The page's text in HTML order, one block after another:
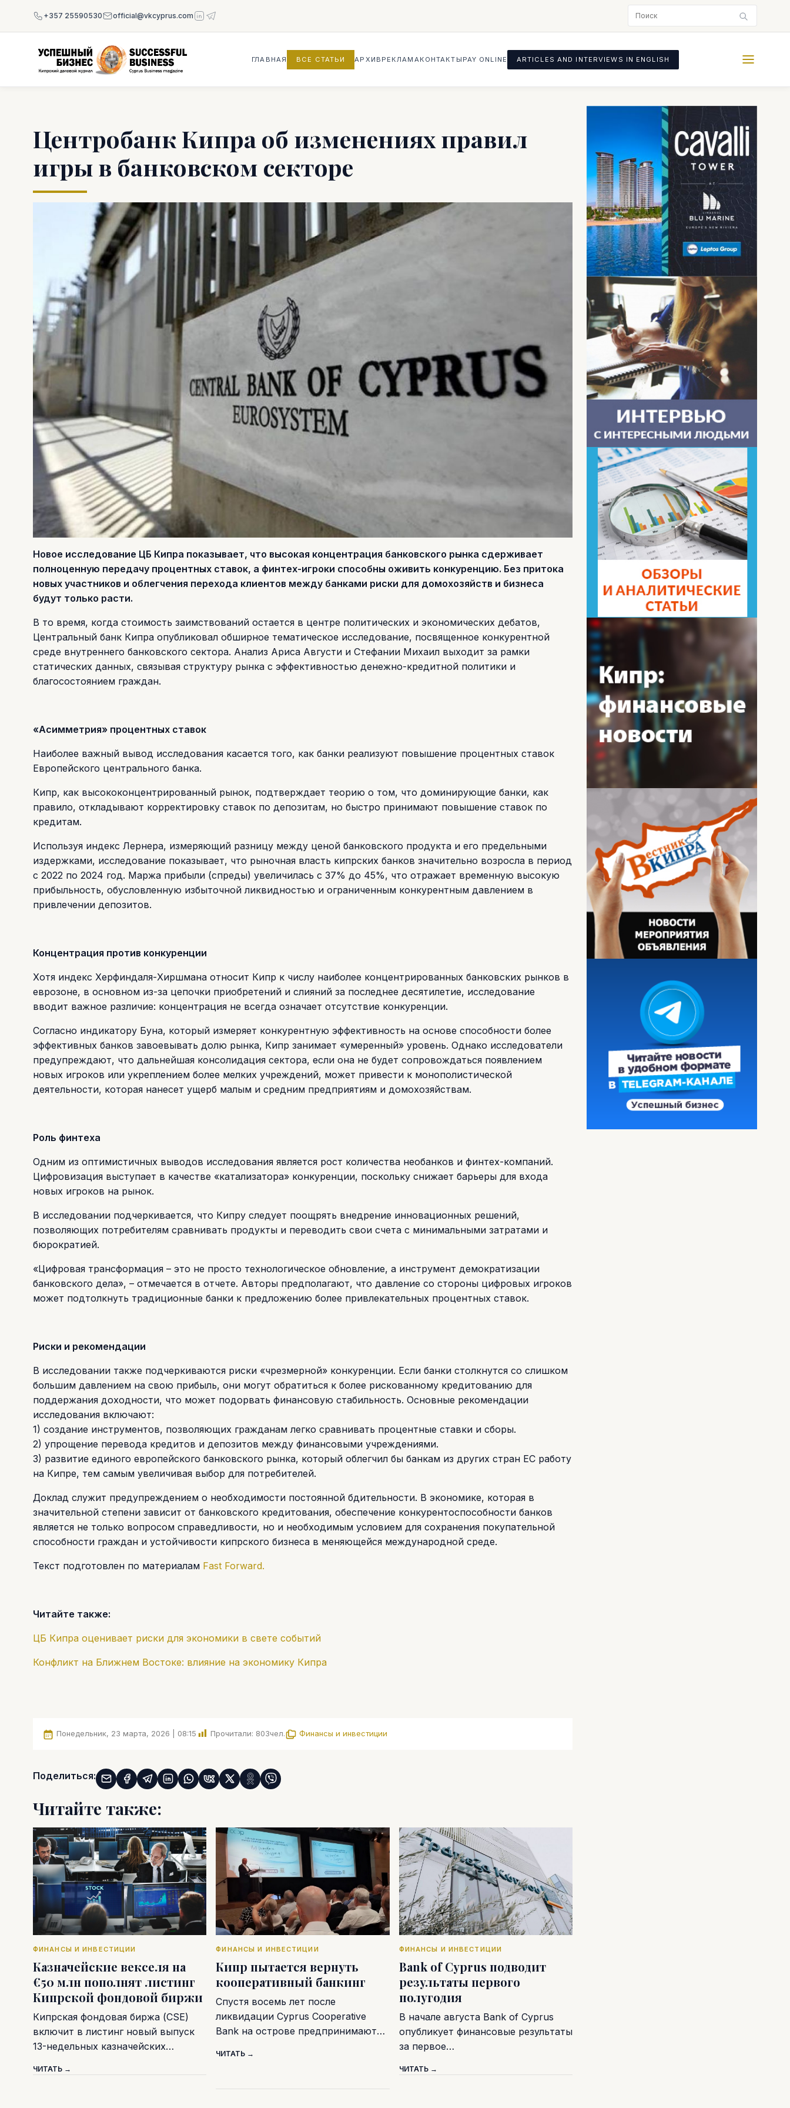
+357 25590530 official@vkcyprus.com
ГЛАВНАЯ ВСЕ СТАТЬИ АРХИВ РЕКЛАМА КОНТАКТЫ PAY ONLINE ARTICLES AND INTERVIEWS IN ENGLISH
Центробанк Кипра об изменениях правил
игры в банковском секторе
Новое исследование ЦБ Кипра показывает, что высокая концентрация банковского рынка сдерживает
полноценную передачу процентных ставок, а финтех-игроки способны оживить конкуренцию. Без притока
новых участников и облегчения перехода клиентов между банками риски для домохозяйств и бизнеса
будут только расти.
В то время, когда стоимость заимствований остается в центре политических и экономических дебатов,
Центральный банк Кипра опубликовал обширное тематическое исследование, посвященное конкурентной
среде внутреннего банковского сектора. Анализ Ариса Августи и Стефании Михаил выходит за рамки
статических данных, связывая структуру рынка с эффективностью денежно-кредитной политики и
благосостоянием граждан.
«Асимметрия» процентных ставок
Наиболее важный вывод исследования касается того, как банки реализуют повышение процентных ставок
Европейского центрального банка.
Кипр, как высококонцентрированный рынок, подтверждает теорию о том, что доминирующие банки, как
правило, откладывают корректировку ставок по депозитам, но быстро принимают повышение ставок по
кредитам.
Используя индекс Лернера, измеряющий разницу между ценой банковского продукта и его предельными
издержками, исследование показывает, что рыночная власть кипрских банков значительно возросла в период
с 2022 по 2024 год. Маржа прибыли (спреды) увеличилась с 37% до 45%, что отражает временную высокую
прибыльность, обусловленную избыточной ликвидностью и ограниченным конкурентным давлением в
привлечении депозитов.
Концентрация против конкуренции
Хотя индекс Херфиндаля-Хиршмана относит Кипр к числу наиболее концентрированных банковских рынков в
еврозоне, в основном из-за цепочки приобретений и слияний за последнее десятилетие, исследование
вводит важное различие: концентрация не всегда означает отсутствие конкуренции.
Согласно индикатору Буна, который измеряет конкурентную эффективность на основе способности более
эффективных банков завоевывать долю рынка, Кипр занимает «умеренный» уровень. Однако исследователи
предупреждают, что дальнейшая консолидация сектора, если она не будет сопровождаться появлением
новых игроков или укреплением более мелких учреждений, может привести к монополистической
деятельности, которая нанесет ущерб малым и средним предприятиям и домохозяйствам.
Роль финтеха
Одним из оптимистичных выводов исследования является рост количества необанков и финтех-компаний.
Цифровизация выступает в качестве «катализатора» конкуренции, поскольку снижает барьеры для входа
новых игроков на рынок.
В исследовании подчеркивается, что Кипру следует поощрять внедрение инновационных решений,
позволяющих потребителям сравнивать продукты и переводить свои счета с минимальными затратами и
бюрократией.
«Цифровая трансформация – это не просто технологическое обновление, а инструмент демократизации
банковского дела», – отмечается в отчете. Авторы предполагают, что давление со стороны цифровых игроков
может подтолкнуть традиционные банки к предложению более привлекательных процентных ставок.
Риски и рекомендации
В исследовании также подчеркиваются риски «чрезмерной» конкуренции. Если банки столкнутся со слишком
большим давлением на свою прибыль, они могут обратиться к более рискованному кредитованию для
поддержания доходности, что может подорвать финансовую стабильность. Основные рекомендации
исследования включают:
1) создание инструментов, позволяющих гражданам легко сравнивать процентные ставки и сборы.
2) упрощение перевода кредитов и депозитов между финансовыми учреждениями.
3) развитие единого европейского банковского рынка, который облегчил бы банкам из других стран ЕС работу
на Кипре, тем самым увеличивая выбор для потребителей.
Доклад служит предупреждением о необходимости постоянной бдительности. В экономике, которая в
значительной степени зависит от банковского кредитования, обеспечение конкурентоспособности банков
является не только вопросом справедливости, но и необходимым условием для сохранения покупательной
способности граждан и устойчивости кипрского бизнеса в меняющейся международной среде.
Текст подготовлен по материалам Fast Forward.
Читайте также:
ЦБ Кипра оценивает риски для экономики в свете событий
Конфликт на Ближнем Востоке: влияние на экономику Кипра
Понедельник, 23 марта, 2026 | 08:15 Прочитали: 803чел. Финансы и инвестиции
Поделиться:
Читайте также:
ФИНАНСЫ И ИНВЕСТИЦИИ
Казначейские векселя на
€50 млн пополнят листинг
Кипрской фондовой биржи
Кипрская фондовая биржа (CSE)
включит в листинг новый выпуск
13-недельных казначейских…
ЧИТАТЬ →
ФИНАНСЫ И ИНВЕСТИЦИИ
Кипр пытается вернуть
кооперативный банкинг
Спустя восемь лет после
ликвидации Cyprus Cooperative
Bank на острове предпринимают…
ЧИТАТЬ →
ФИНАНСЫ И ИНВЕСТИЦИИ
Bank of Cyprus подводит
результаты первого
полугодия
В начале августа Bank of Cyprus
опубликует финансовые результаты
за первое…
ЧИТАТЬ →